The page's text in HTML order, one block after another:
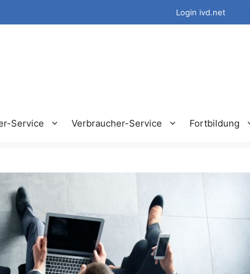
Login ivd.net
Service Verbraucher-Service Fortbildung